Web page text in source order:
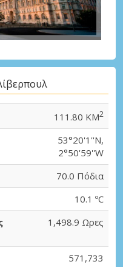
111.80 KM2
53°20'1''N,
2°50'59''W
70.0 Πόδια
10.1 ºC
1,498.9 Ωρες
571,733